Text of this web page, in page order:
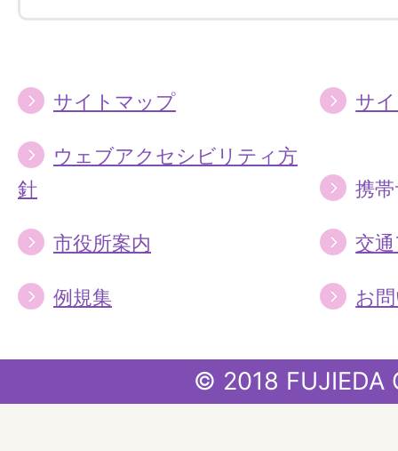
サイトマップ サ
ウェブアクセシビリティ方
針
携
市役所案内 交
例規集 お
© 2018 FUJIEDA